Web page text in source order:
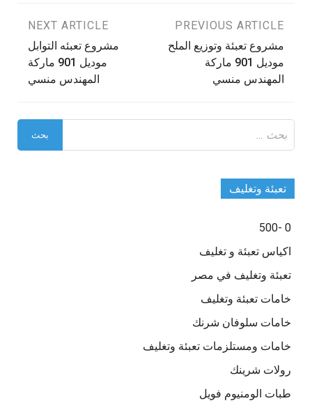
تصفّح
المقالات
PREVIOUS ARTICLE
مشروع تعبئة وتوزيع الملح
موديل 901 ماركة
المهندس منسي
NEXT ARTICLE
مشروع تعبئه التوابل
موديل 901 ماركة
المهندس منسي
عن:
تعبئة وتغليف
0 -500
اكياس تعبئة و تغليف
تعبئة وتغليف في مصر
خامات تعبئة وتغليف
خامات سلوفان شرنك
خامات ومستلزمات تعبئة وتغليف
رولات شرينك
طبات الومنيوم فويل